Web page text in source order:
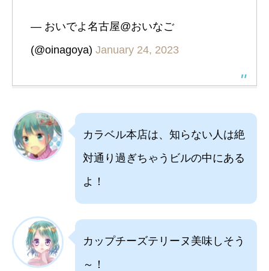
— おいでよ名古屋@おいなご
(@oinagoya) January 24, 2023
カラベル本店は、知らない人は絶
対通り過ぎちゃうビルの中にある
よ！
カップチーズテリーヌ美味しそう
～！